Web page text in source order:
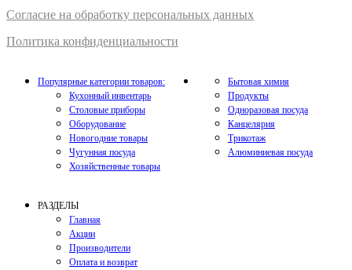
Согласие на обработку персональных данных
Политика конфиденциальности
Популярные категории товаров:
Кухонный инвентарь
Столовые приборы
Оборудование
Новогодние товары
Чугунная посуда
Хозяйственные товары
Бытовая химия
Продукты
Одноразовая посуда
Канцелярия
Трикотаж
Алюминиевая посуда
РАЗДЕЛЫ
Главная
Акции
Производители
Оплата и возврат